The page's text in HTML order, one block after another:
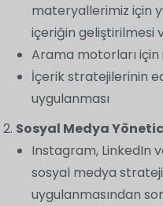
materyallerimiz için
içeriğin geliştirilmesi
Arama motorları
İçerik stratejilerinin
uygulanması
Sosyal Medya
Instagram, LinkedIn
sosyal medya
uygulanmasından